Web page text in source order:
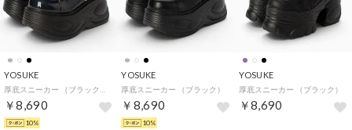
YOSUKE
￥8,690
10%
YOSUKE
厚底スニーカー （ブラック）
￥8,690
10%
YOSUKE
厚底スニーカー （ブラック）
￥8,690